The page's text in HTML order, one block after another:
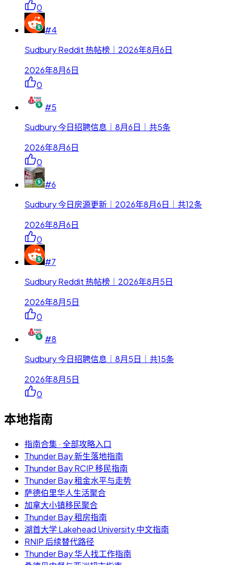
0
#4
Sudbury Reddit 热帖榜｜2026年8月6日
2026年8月6日
0
#5
Sudbury 今日招聘信息｜8月6日｜共5条
2026年8月6日
0
#6
Sudbury 今日房源更新｜2026年8月6日｜共12条
2026年8月6日
0
#7
Sudbury Reddit 热帖榜｜2026年8月5日
2026年8月5日
0
#8
Sudbury 今日招聘信息｜8月5日｜共15条
2026年8月5日
0
本地指南
指南合集 · 全部攻略入口
Thunder Bay 新生落地指南
Thunder Bay RCIP 移民指南
Thunder Bay 租金水平与走势
萨德伯里华人生活聚合
加拿大小镇移民聚合
Thunder Bay 租房指南
湖首大学 Lakehead University 中文指南
RNIP 后续替代路径
Thunder Bay 华人找工作指南